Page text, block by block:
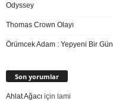
Odyssey
Thomas Crown Olayı
Örümcek Adam : Yepyeni Bir Gün
Son yorumlar
Ahlat Ağacı için lami